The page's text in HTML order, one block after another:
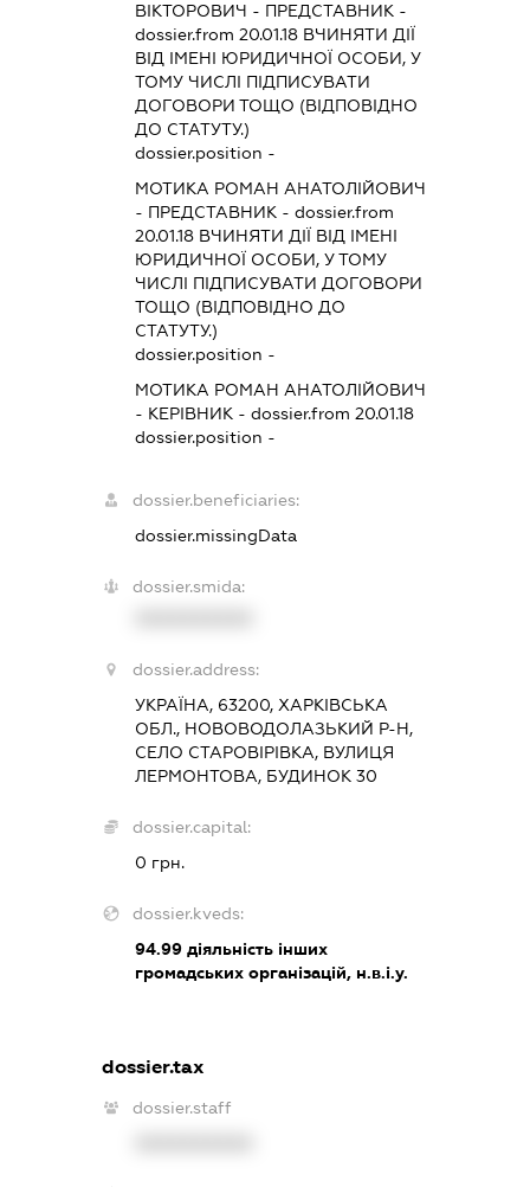
ВІКТОРОВИЧ - ПРЕДСТАВНИК -
dossier.from 20.01.18 ВЧИНЯТИ ДІЇ
ВІД ІМЕНІ ЮРИДИЧНОЇ ОСОБИ, У
ТОМУ ЧИСЛІ ПІДПИСУВАТИ
ДОГОВОРИ ТОЩО (ВІДПОВІДНО
ДО СТАТУТУ.)
dossier.position -
МОТИКА РОМАН АНАТОЛІЙОВИЧ
- ПРЕДСТАВНИК - dossier.from
20.01.18 ВЧИНЯТИ ДІЇ ВІД ІМЕНІ
ЮРИДИЧНОЇ ОСОБИ, У ТОМУ
ЧИСЛІ ПІДПИСУВАТИ ДОГОВОРИ
ТОЩО (ВІДПОВІДНО ДО
СТАТУТУ.)
dossier.position -
МОТИКА РОМАН АНАТОЛІЙОВИЧ
- КЕРІВНИК - dossier.from 20.01.18
dossier.position -
dossier.beneficiaries:
dossier.missingData
dossier.smida:
dossier.address:
УКРАЇНА, 63200, ХАРКІВСЬКА
ОБЛ., НОВОВОДОЛАЗЬКИЙ Р-Н,
СЕЛО СТАРОВІРІВКА, ВУЛИЦЯ
ЛЕРМОНТОВА, БУДИНОК 30
dossier.capital:
0 грн.
dossier.kveds:
94.99 діяльність інших
громадських організацій, н.в.і.у.
dossier.tax
dossier.staff